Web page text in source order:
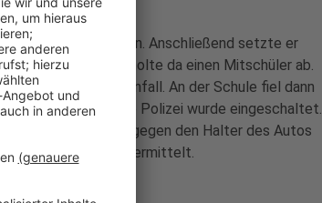
mitgenommen. Anschließend setzte er
Innenstadt und holte da einen Mitschüler ab.
- ohne Unfall. An der Schule fiel dann
waren und die Polizei wurde eingeschaltet.
angezeigt, gegen den Halter des Autos
ohne Fahrerlaubnis ermittelt.